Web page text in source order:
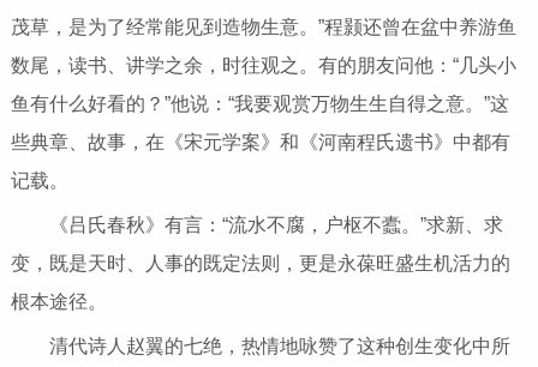
茂草，是为了经常能见到造物生意。”程颢还曾在盆中养游鱼
数尾，读书、讲学之余，时往观之。有的朋友问他：“几头小
鱼有什么好看的？”他说：“我要观赏万物生生自得之意。”这
些典章、故事，在《宋元学案》和《河南程氏遗书》中都有
记载。
《吕氏春秋》有言：“流水不腐，户枢不蠹。”求新、求
变，既是天时、人事的既定法则，更是永葆旺盛生机活力的
根本途径。
清代诗人赵翼的七绝，热情地咏赞了这种创生变化中所